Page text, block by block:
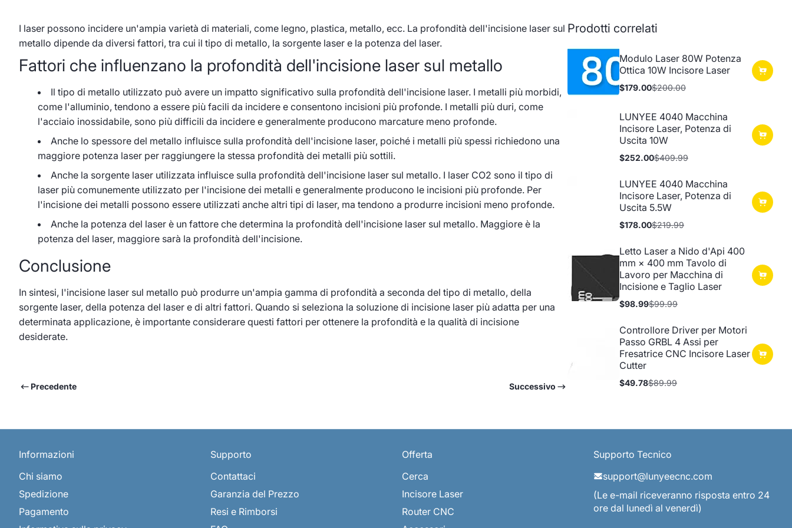
Quanto
in
profondità
può
arrivare
l’incisione
laser
sul
metallo?
22
febbraio
2023
CNCLunyee
I laser possono incidere un'ampia varietà di materiali, come legno, plastica, metallo, ecc. La profondità dell'incisione laser sul
metallo dipende da diversi fattori, tra cui il tipo di metallo, la sorgente laser e la potenza del laser.
Fattori che influenzano la profondità dell'incisione laser sul metallo
Il tipo di metallo utilizzato può avere un impatto significativo sulla profondità dell'incisione laser. I metalli più morbidi,
come l'alluminio, tendono a essere più facili da incidere e consentono incisioni più profonde. I metalli più duri, come
l'acciaio inossidabile, sono più difficili da incidere e generalmente producono marcature meno profonde.
Anche lo spessore del metallo influisce sulla profondità dell'incisione laser, poiché i metalli più spessi richiedono una
maggiore potenza laser per raggiungere la stessa profondità dei metalli più sottili.
Anche la sorgente laser utilizzata influisce sulla profondità dell'incisione laser sul metallo. I laser CO2 sono il tipo di
laser più comunemente utilizzato per l'incisione dei metalli e generalmente producono le incisioni più profonde. Per
l'incisione dei metalli possono essere utilizzati anche altri tipi di laser, ma tendono a produrre incisioni meno profonde.
Anche la potenza del laser è un fattore che determina la profondità dell'incisione laser sul metallo. Maggiore è la
potenza del laser, maggiore sarà la profondità dell'incisione.
Conclusione
In sintesi, l'incisione laser sul metallo può produrre un'ampia gamma di profondità a seconda del tipo di metallo, della
sorgente laser, della potenza del laser e di altri fattori. Quando si seleziona la soluzione di incisione laser più adatta per una
determinata applicazione, è importante considerare questi fattori per ottenere la profondità e la qualità di incisione
desiderate.
Precedente Successivo
Prodotti correlati
Modulo Laser 80W Potenza
Ottica 10W Incisore Laser
Prezzo
offerta
$179.00
Prezzo $200.00
LUNYEE 4040 Macchina
Incisore Laser, Potenza di
Uscita 10W
Prezzo
offerta
$252.00
Prezzo
$409.99
LUNYEE 4040 Macchina
Incisore Laser, Potenza di
Uscita 5.5W
Prezzo
offerta
$178.00
Prezzo $219.99
Letto Laser a Nido d'Api 400
mm × 400 mm Tavolo di
Lavoro per Macchina di
Incisione e Taglio Laser
Prezzo
offerta
$98.99
Prezzo $99.99
Controllore Driver per Motori
Passo GRBL 4 Assi per
Fresatrice CNC Incisore Laser
Cutter
Prezzo
$49.78
Prezzo $89.99
Informazioni
Chi siamo
Spedizione
Pagamento
Supporto
Contattaci
Garanzia del Prezzo
Resi e Rimborsi
Offerta
Cerca
Incisore Laser
Router CNC
Supporto Tecnico
support@lunyeecnc.com
(Le e-mail riceveranno risposta entro 24
ore dal lunedì al venerdì)